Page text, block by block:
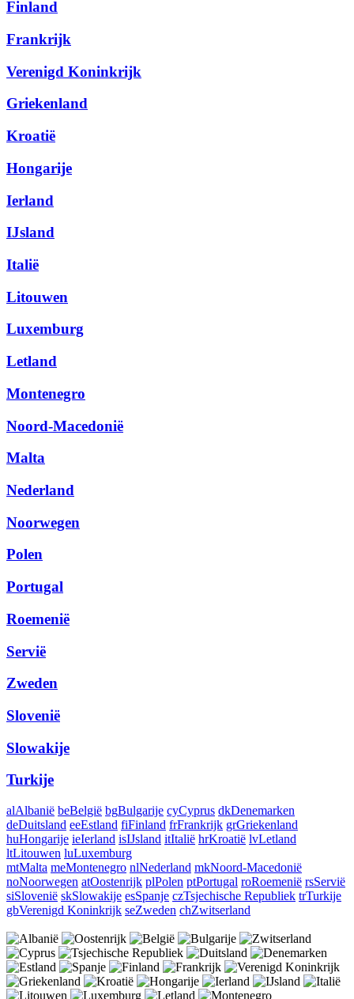
Finland
Frankrijk
Verenigd Koninkrijk
Griekenland
Kroatië
Hongarije
Ierland
IJsland
Italië
Litouwen
Luxemburg
Letland
Montenegro
Noord-Macedonië
Malta
Nederland
Noorwegen
Polen
Portugal
Roemenië
Servië
Zweden
Slovenië
Slowakije
Turkije
alAlbanië beBelgië bgBulgarije cyCyprus dkDenemarken
deDuitsland eeEstland fiFinland frFrankrijk grGriekenland
huHongarije ieIerland isIJsland itItalië hrKroatië lvLetland
ltLitouwen luLuxemburg
mtMalta meMontenegro nlNederland mkNoord-Macedonië
noNoorwegen atOostenrijk plPolen ptPortugal roRoemenië rsServië
siSlovenië skSlowakije esSpanje czTsjechische Republiek trTurkije
gbVerenigd Koninkrijk seZweden chZwitserland